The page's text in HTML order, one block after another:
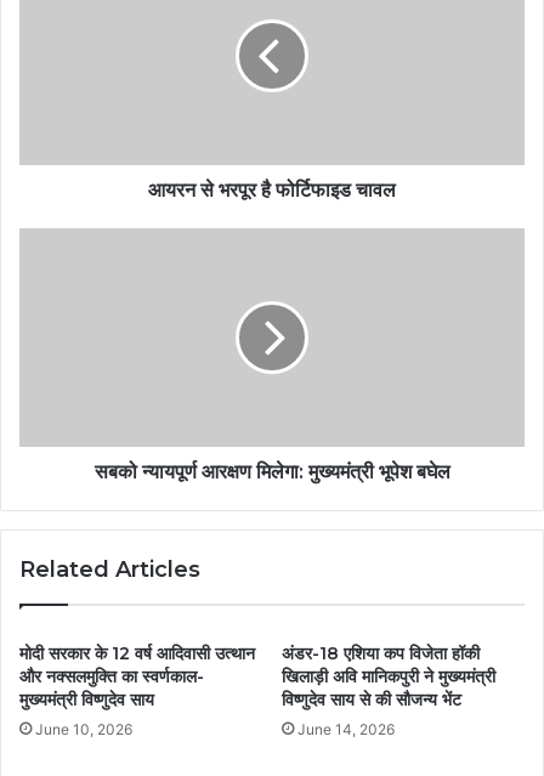
आयरन से भरपूर है फोर्टिफाइड चावल
सबको न्यायपूर्ण आरक्षण मिलेगा: मुख्यमंत्री भूपेश बघेल
Related Articles
मोदी सरकार के 12 वर्ष आदिवासी उत्थान
और नक्सलमुक्ति का स्वर्णकाल-
मुख्यमंत्री विष्णुदेव साय
June 10, 2026
अंडर-18 एशिया कप विजेता हॉकी
खिलाड़ी अवि मानिकपुरी ने मुख्यमंत्री
विष्णुदेव साय से की सौजन्य भेंट
June 14, 2026